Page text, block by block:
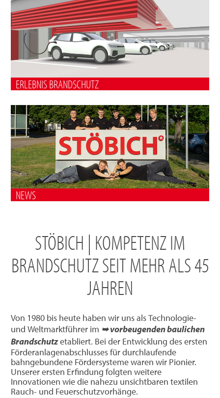
ERLEBNIS BRANDSCHUTZ
NEWS
STÖBICH | KOMPETENZ IM
BRANDSCHUTZ SEIT MEHR ALS 45
JAHREN
Von 1980 bis heute haben wir uns als Technologie-
und Weltmarktführer im ➥ vorbeugenden baulichen
Brandschutzetabliert. Bei der Entwicklung des ersten
Förderanlagenabschlusses für durchlaufende
bahngebundene Fördersysteme waren wir Pionier.
Unserer ersten Erfindung folgten weitere
Innovationen wie die nahezu unsichtbaren textilen
Rauch- und Feuerschutzvorhänge.